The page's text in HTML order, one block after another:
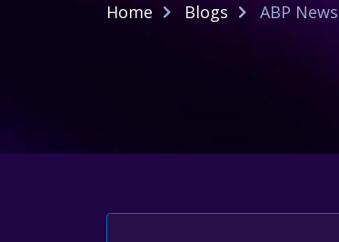
Home Blogs ABP